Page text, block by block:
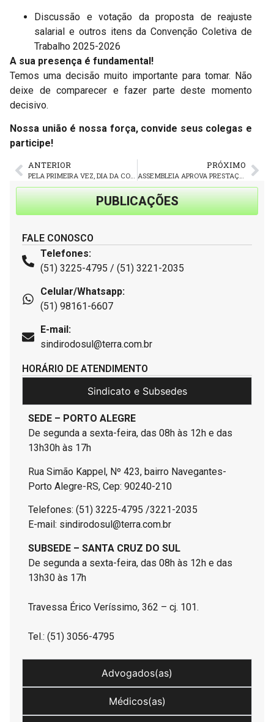
Discussão e votação da proposta de reajuste
salarial e outros itens da Convenção Coletiva de
Trabalho 2025-2026
A sua presença é fundamental!
Temos uma decisão muito importante para tomar. Não
deixe de comparecer e fazer parte deste momento
decisivo.
Nossa união é nossa força, convide seus colegas e
participe!
ANTERIOR
PELA PRIMEIRA VEZ, DIA DA CONSCIÊNCIA NEGRA É FERIADO EM TODO O PAÍS. SAIBA POR QUÊ
PRÓXIMO
ASSEMBLEIA APROVA PRESTAÇÃO DE CONTAS DA GESTÃO POR UNANIMIDADE
PUBLICAÇÕES
FALE CONOSCO
Telefones:
(51) 3225-4795 / (51) 3221-2035
Celular/Whatsapp:
(51) 98161-6607
E-mail:
sindirodosul@terra.com.br
HORÁRIO DE ATENDIMENTO
Sindicato e Subsedes
SEDE – PORTO ALEGRE
De segunda a sexta-feira, das 08h às 12h e das
13h30h às 17h
Rua Simão Kappel, Nº 423, bairro Navegantes-
Porto Alegre-RS, Cep: 90240-210
Telefones: (51) 3225-4795 /3221-2035
E-mail: sindirodosul@terra.com.br
SUBSEDE – SANTA CRUZ DO SUL
De segunda a sexta-feira, das 08h às 12h e das
13h30 às 17h
Travessa Érico Veríssimo, 362 – cj. 101.
Tel.: (51) 3056-4795
Advogados(as)
Médicos(as)